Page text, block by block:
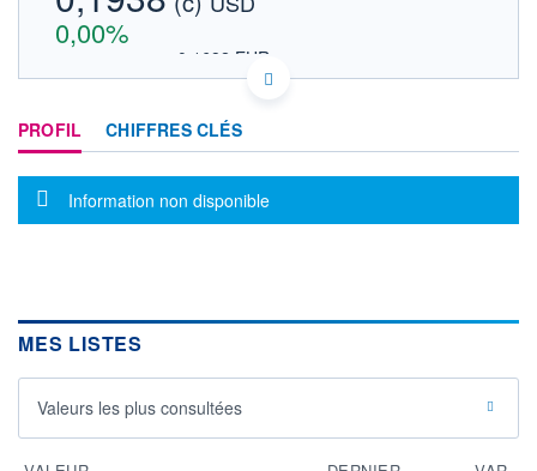
0,00%
0,1682 EUR
DONNÉES TEMPS DIFFÉRÉ
Politique d'exécution
OUVERTURE
0,0000 0,1938
241 MUSD
LIMITE À LA
BAISSE HAUSSE
PROFIL CHIFFRES CLÉS
Message d'information
Information non disponible
MES LISTES
Valeurs les plus consultées